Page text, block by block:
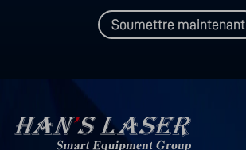
Soumettre maintenant